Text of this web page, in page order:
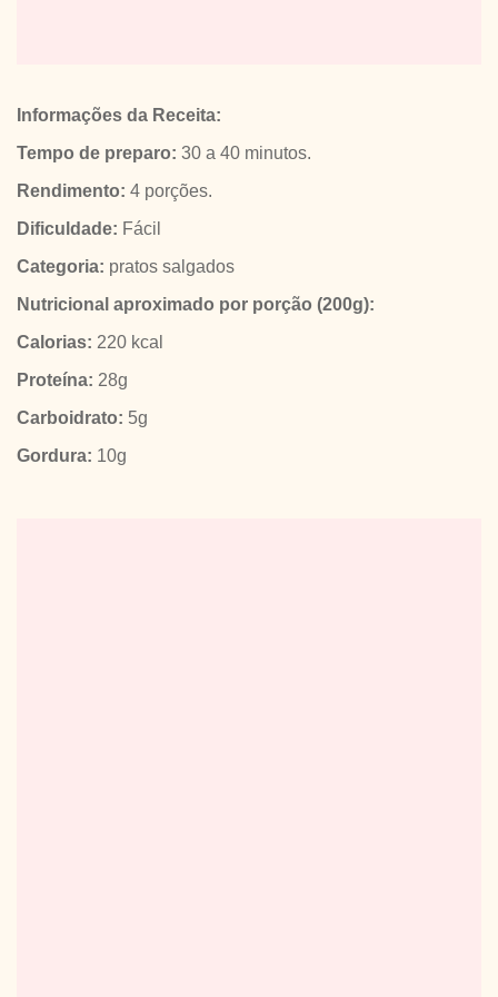
Informações da Receita:
Tempo de preparo: 30 a 40 minutos.
Rendimento: 4 porções.
Dificuldade: Fácil
Categoria: pratos salgados
Nutricional aproximado por porção (200g):
Calorias: 220 kcal
Proteína: 28g
Carboidrato: 5g
Gordura: 10g